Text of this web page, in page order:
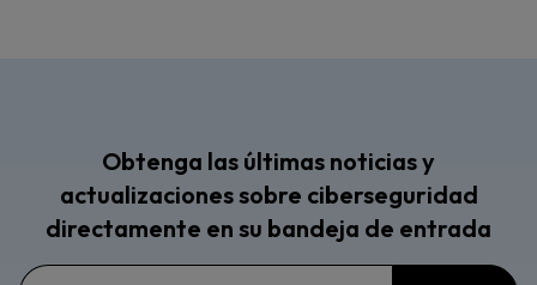
Obtenga las últimas noticias y
actualizaciones sobre ciberseguridad
directamente en su bandeja de entrada